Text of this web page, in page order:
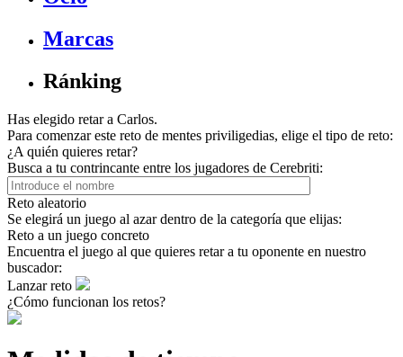
Marcas
Ránking
Has elegido retar a Carlos.
Para comenzar este reto de mentes priviligedias, elige el tipo de reto:
¿A quién quieres retar?
Busca a tu contrincante entre los jugadores de Cerebriti:
Reto aleatorio
Se elegirá un juego al azar dentro de la categoría que elijas:
Reto a un juego concreto
Encuentra el juego al que quieres retar a tu oponente en nuestro
buscador:
Lanzar reto
¿Cómo funcionan los retos?